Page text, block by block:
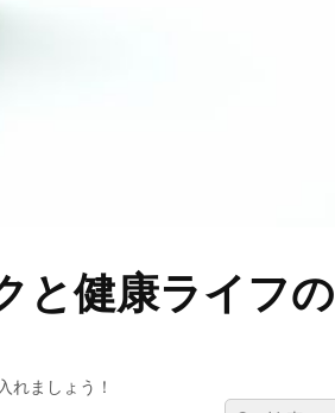
と健康ライフの
れましょう！